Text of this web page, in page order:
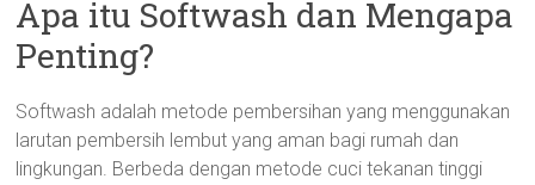
Apa itu Softwash dan Mengapa
Penting?
Softwash adalah metode pembersihan yang menggunakan
larutan pembersih lembut yang aman bagi rumah dan
lingkungan. Berbeda dengan metode cuci tekanan tinggi